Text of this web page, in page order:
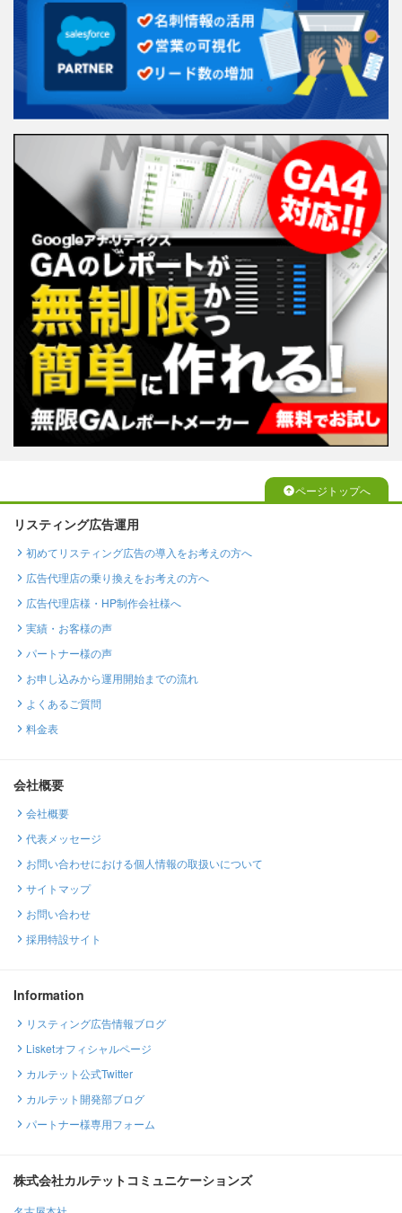
ページトップへ
リスティング広告運用
初めてリスティング広告の導入をお考えの方へ
広告代理店の乗り換えをお考えの方へ
広告代理店様・HP制作会社様へ
実績・お客様の声
パートナー様の声
お申し込みから運用開始までの流れ
よくあるご質問
料金表
会社概要
会社概要
代表メッセージ
お問い合わせにおける個人情報の取扱いについて
サイトマップ
お問い合わせ
採用特設サイト
Information
リスティング広告情報ブログ
Lisketオフィシャルページ
カルテット公式Twitter
カルテット開発部ブログ
パートナー様専用フォーム
株式会社カルテットコミュニケーションズ